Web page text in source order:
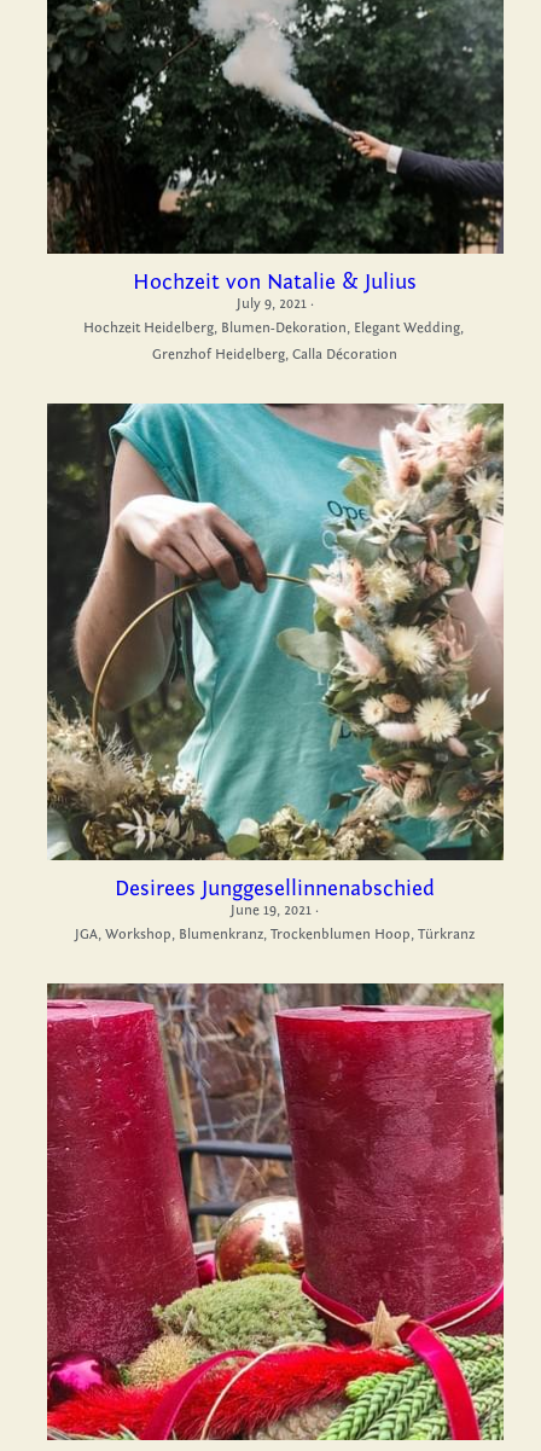
Hochzeit von Natalie & Julius
July 9, 2021 ·
Hochzeit Heidelberg, Blumen-Dekoration, Elegant Wedding,
Grenzhof Heidelberg, Calla Décoration
Desirees Junggesellinnenabschied
June 19, 2021 ·
JGA, Workshop, Blumenkranz, Trockenblumen Hoop, Türkranz